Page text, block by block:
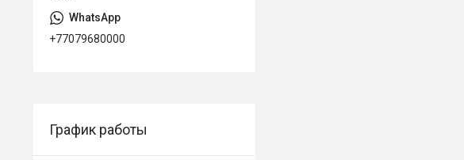
+77079680000
График работы